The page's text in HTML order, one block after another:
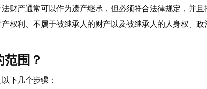
财产通常可以作为遗产继承，但必须符合法律规定，并且
权利、不属于被继承人的财产以及被继承人的人身权、政
围？
下几个步骤：